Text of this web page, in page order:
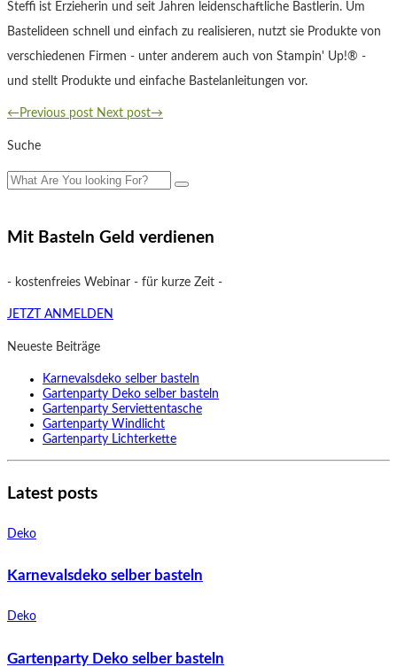
Steffi ist Erzieherin und seit Jahren leidenschaftliche Bastlerin. Um
Bastelideen schnell und einfach zu realisieren, nutzt sie Produkte von
verschiedenen Firmen - unter anderem auch von Stampin' Up!® -
und stellt Produkte und einfache Bastelanleitungen vor.
←Previous post Next post→
Suche
Mit Basteln Geld verdienen
- kostenfreies Webinar - für kurze Zeit -
JETZT ANMELDEN
Neueste Beiträge
Karnevalsdeko selber basteln
Gartenparty Deko selber basteln
Gartenparty Serviettentasche
Gartenparty Windlicht
Gartenparty Lichterkette
Latest posts
Deko
Karnevalsdeko selber basteln
Deko
Gartenparty Deko selber basteln